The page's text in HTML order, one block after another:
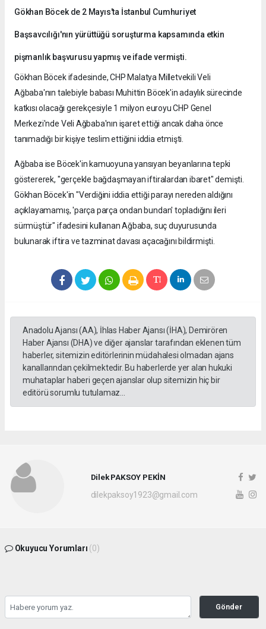
Gökhan Böcek de 2 Mayıs'ta İstanbul Cumhuriyet
Başsavcılığı'nın yürüttüğü soruşturma kapsamında etkin
pişmanlık başvurusu yapmış ve ifade vermişti.
Gökhan Böcek ifadesinde, CHP Malatya Milletvekili Veli
Ağbaba'nın talebiyle babası Muhittin Böcek'in adaylık sürecinde
katkısı olacağı gerekçesiyle 1 milyon euroyu CHP Genel
Merkezi'nde Veli Ağbaba'nın işaret ettiği ancak daha önce
tanımadığı bir kişiye teslim ettiğini iddia etmişti.
Ağbaba ise Böcek'in kamuoyuna yansıyan beyanlarına tepki
göstererek, "gerçekle bağdaşmayan iftiralardan ibaret" demişti.
Gökhan Böcek'in "Verdiğini iddia ettiği parayı nereden aldığını
açıklayamamış, 'parça parça ondan bundan' topladığını ileri
sürmüştür" ifadesini kullanan Ağbaba, suç duyurusunda
bulunarak iftira ve tazminat davası açacağını bildirmişti.
Anadolu Ajansı (AA), İhlas Haber Ajansı (İHA), Demirören
Haber Ajansı (DHA) ve diğer ajanslar tarafından eklenen tüm
haberler, sitemizin editörlerinin müdahalesi olmadan ajans
kanallarından çekilmektedir. Bu haberlerde yer alan hukuki
muhataplar haberi geçen ajanslar olup sitemizin hiç bir
editörü sorumlu tutulamaz...
Dilek PAKSOY PEKİN
dilekpaksoy1923@gmail.com
Okuyucu Yorumları (0)
Gönder